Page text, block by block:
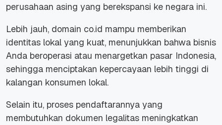
perusahaan asing yang berekspansi ke negara ini.
Lebih jauh, domain co.id mampu memberikan
identitas lokal yang kuat, menunjukkan bahwa bisnis
Anda beroperasi atau menargetkan pasar Indonesia,
sehingga menciptakan kepercayaan lebih tinggi di
kalangan konsumen lokal.
Selain itu, proses pendaftarannya yang
membutuhkan dokumen legalitas meningkatkan